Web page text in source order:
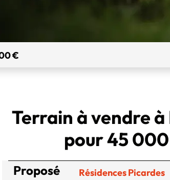
€
Terrain à vendre à
pour 45
Proposé
Résidences Picardes